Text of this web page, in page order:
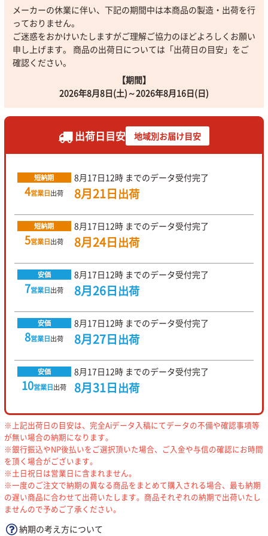
メーカーの休業に伴い、下記の期間中は本商品の製造・出荷を行
っておりません。
ご迷惑をおかけいたしますがご理解ご協力のほどよろしくお願い
申し上げます。 商品の出荷日については「出荷日の目安」をご
確認ください。
【期間】
2026年8月8日(土)～2026年8月16日(日)
出荷日目安 地域別お届け目安
短納期
4営業日出荷
8月17日12時までのデータ受付完了
8月21日出荷
短納期
5営業日出荷
8月17日12時までのデータ受付完了
8月24日出荷
安価
7営業日出荷
8月17日12時までのデータ受付完了
8月26日出荷
安価
8営業日出荷
8月17日12時までのデータ受付完了
8月27日出荷
安価
10営業日出荷
8月17日12時までのデータ受付完了
8月31日出荷
※上記出荷日の目安は、完全Aiデータ入稿にてデータの不備や確認事項等
が無い場合の納期になります。
※銀行振込やNP後払いをご選択頂いた場合、ご入金や与信の確認にお時間
を頂く場合がございます。
※土日祝日は営業日に含まれません。
※一度のご注文で納期の異なる商品をまとめて購入される場合、最も納期
の遅い商品に合わせて出荷いたします。商品それぞれの納期で出荷いたし
ませんので予めご了承ください。
納期の考え方について